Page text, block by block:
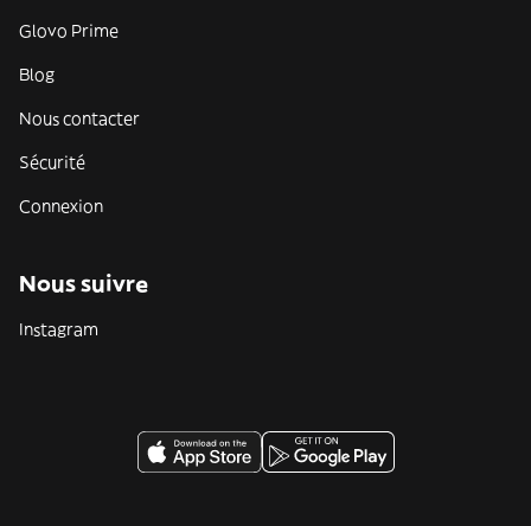
Glovo Prime
Blog
Nous contacter
Sécurité
Connexion
Nous suivre
Instagram